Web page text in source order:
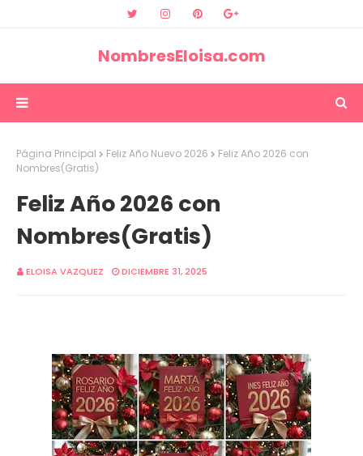
NombresEloisa.com
Página Principal Feliz Año Nuevo 2026
Feliz Año 2026 con
Nombres(Gratis)
Feliz Año 2026 con
Nombres(Gratis)
ELOISA VAZQUEZ DICIEMBRE 31, 2025